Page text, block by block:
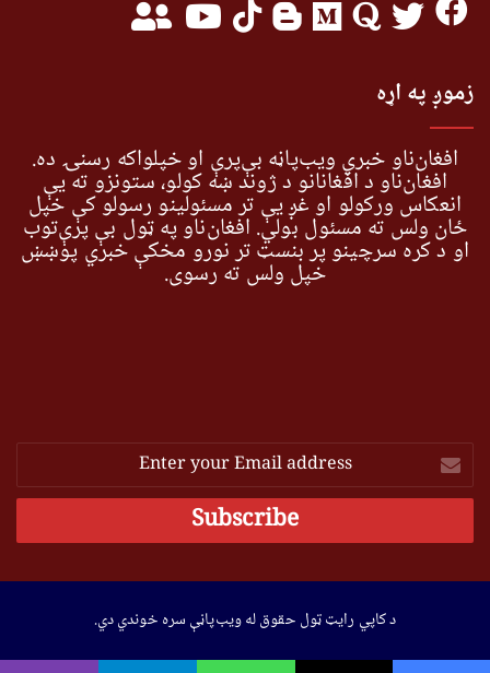
زموږ په اړه
افغان‌ناو خبري ویب‌پاڼه بې‌پرې او خپلواکه رسنۍ ده.
افغان‌ناو د افغانانو د ژوند ښه کولو، ستونزو ته یې
انعکاس ورکولو او غږ یې تر مسئولینو رسولو کې خپل
ځان ولس ته مسئول بولي. افغان‌ناو په ټول بې پرې‌توب
او د کره سرچینو پر بنسټ تر نورو مخکې خبري پوښښ
خپل ولس ته رسوي.
Enter
your
Email
د کاپي رایټ ټول حقوق له ویب‌پاڼې سره خوندي دي.